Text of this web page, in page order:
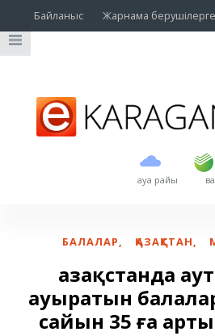
Байланыс Жарнама берушілерге
ауа райы
USD 469
EUR
БАЛАЛАР, ҚАЗАҚСТАН,
Қазақстанда
ауыратын
сайын 35 ға